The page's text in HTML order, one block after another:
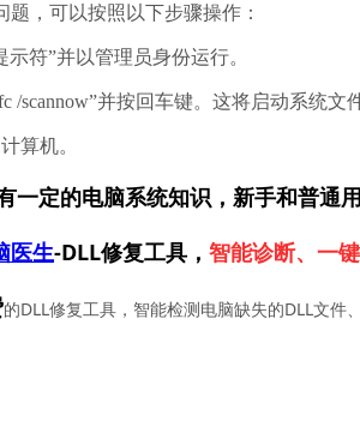
题，可以按照以下步骤操作：
符”并以管理员身份运行。
/scannow”并按回车键。这将启动系统
算机。
一定的电脑系统知识，新手和普通
医生-DLL修复工具， 智能诊断、一
的DLL修复工具，智能检测电脑缺失的DLL文件、